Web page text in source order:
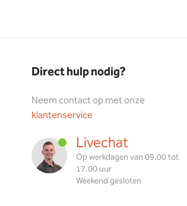
Direct hulp nodig?
Neem contact op met onze
klantenservice
Livechat
Op werkdagen van 09.00 tot
17.00 uur
Weekend gesloten